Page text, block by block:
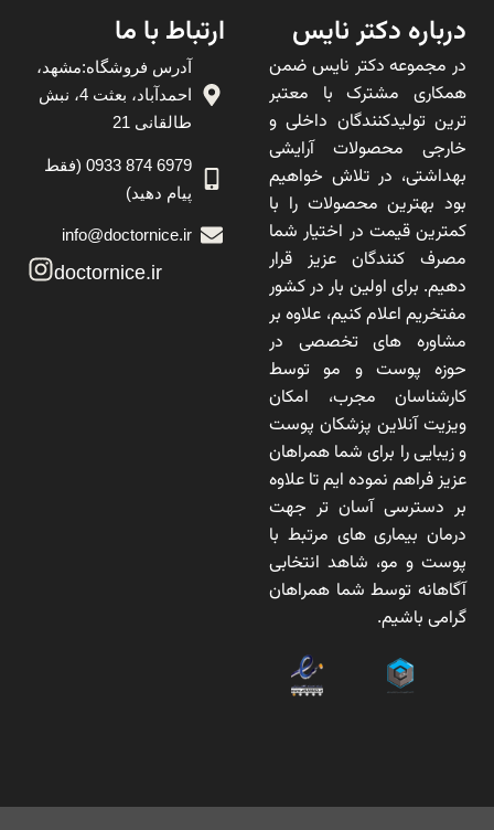
درباره دکتر نایس
در مجموعه دکتر نایس ضمن
همکاری مشترک با معتبر
ترین تولیدکنندگان داخلی و
خارجی محصولات آرایشی
بهداشتی، در تلاش خواهیم
بود بهترین محصولات را با
کمترین قیمت در اختیار شما
مصرف کنندگان عزیز قرار
دهیم. برای اولین بار در کشور
مفتخریم اعلام کنیم، علاوه بر
مشاوره های تخصصی در
حوزه پوست و مو توسط
کارشناسان مجرب، امکان
ویزیت آنلاین پزشکان پوست
و زیبایی را برای شما همراهان
عزیز فراهم نموده ایم تا علاوه
بر دسترسی آسان تر جهت
درمان بیماری های مرتبط با
پوست و مو، شاهد انتخابی
آگاهانه توسط شما همراهان
گرامی باشیم.
ارتباط با ما
آدرس فروشگاه:مشهد،
احمدآباد، بعثت 4، نبش
طالقانی 21
6979 874 0933 (فقط
پیام دهید)
info@doctornice.ir
doctornice.ir